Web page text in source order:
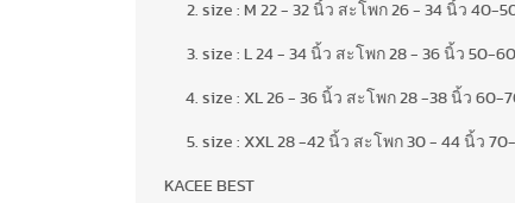
size : M 22 - 32 นิ้ว สะโพก 26 - 34 นิ้ว 40-
size : L 24 - 34 นิ้ว สะโพก 28 - 36 นิ้ว 50-
size : XL 26 - 36 นิ้ว สะโพก 28 -38 นิ้ว 60-
size : XXL 28 -42 นิ้ว สะโพก 30 - 44 นิ้ว
KACEE BEST